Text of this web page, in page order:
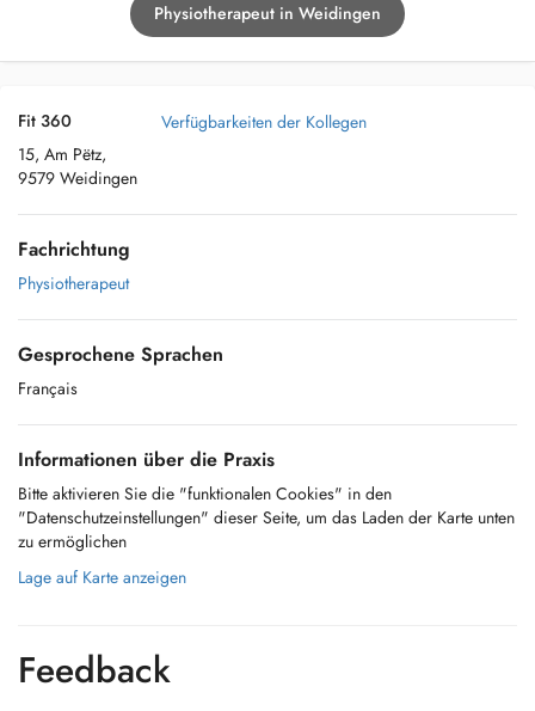
Physiotherapeut in Weidingen
Fit 360
15, Am Pëtz,
9579 Weidingen
Verfügbarkeiten der Kollegen
Fachrichtung
Physiotherapeut
Gesprochene Sprachen
Français
Informationen über die Praxis
Bitte aktivieren Sie die "funktionalen Cookies" in den
"Datenschutzeinstellungen" dieser Seite, um das Laden der Karte unten
zu ermöglichen
Lage auf Karte anzeigen
Feedback